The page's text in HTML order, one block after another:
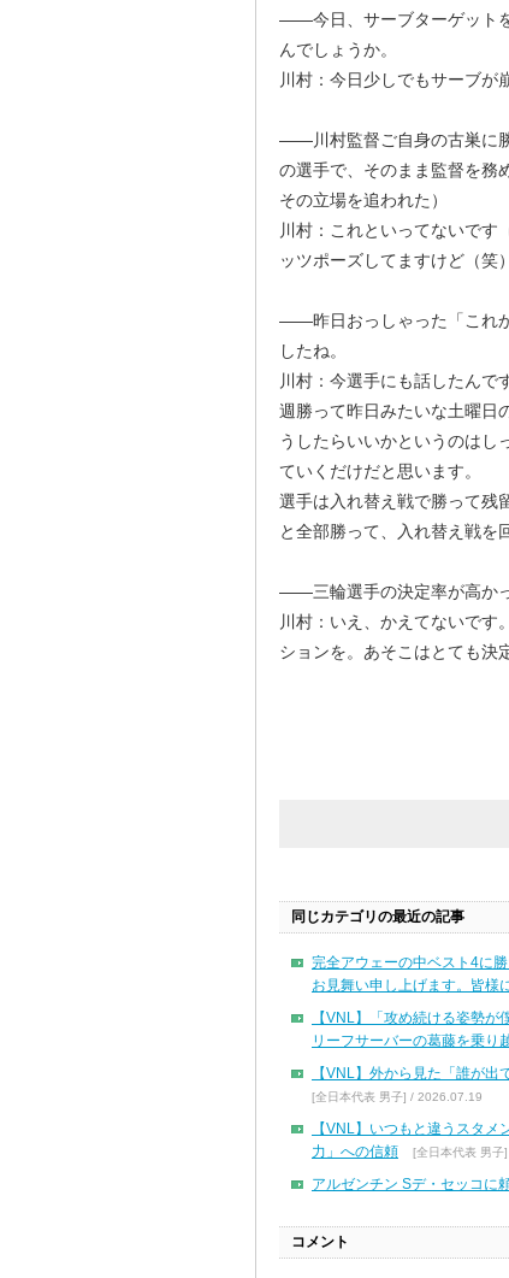
――今日、サーブターゲット
んでしょうか。
川村：今日少しでもサーブが
――川村監督ご自身の古巣に
の選手で、そのまま監督を務
その立場を追われた）
川村：これといってないです
ッツポーズしてますけど（笑）
――昨日おっしゃった「これ
したね。
川村：今選手にも話したんで
週勝って昨日みたいな土曜日
うしたらいいかというのはし
ていくだけだと思います。
選手は入れ替え戦で勝って残
と全部勝って、入れ替え戦を
――三輪選手の決定率が高か
川村：いえ、かえてないです
ションを。あそこはとても決
同じカテゴリの最近の記事
完全アウェーの中ベスト4に
お見舞い申し上げます。皆様
【VNL】「攻め続ける姿勢
リーフサーバーの葛藤を乗り
【VNL】外から見た「誰が
[全日本代表 男子] / 2026.07.19
【VNL】いつもと違うスタ
力」への信頼
[全日本代表 男
アルゼンチン Sデ・セッコに
コメント